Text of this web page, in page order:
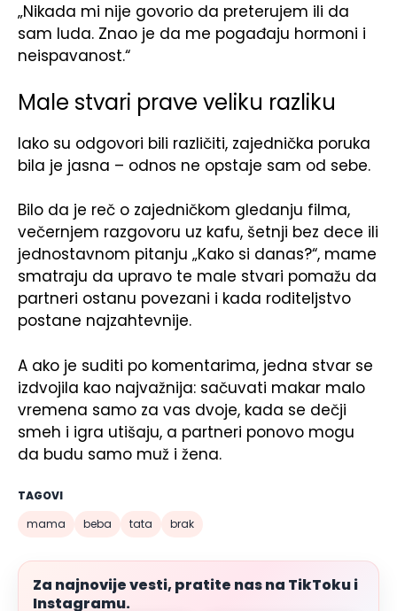
„Nikada mi nije govorio da preterujem ili da
sam luda. Znao je da me pogađaju hormoni i
neispavanost.“
Male stvari prave veliku razliku
Iako su odgovori bili različiti, zajednička poruka
bila je jasna – odnos ne opstaje sam od sebe.
Bilo da je reč o zajedničkom gledanju filma,
večernjem razgovoru uz kafu, šetnji bez dece ili
jednostavnom pitanju „Kako si danas?“, mame
smatraju da upravo te male stvari pomažu da
partneri ostanu povezani i kada roditeljstvo
postane najzahtevnije.
A ako je suditi po komentarima, jedna stvar se
izdvojila kao najvažnija: sačuvati makar malo
vremena samo za vas dvoje, kada se dečji
smeh i igra utišaju, a partneri ponovo mogu
da budu samo muž i žena.
TAGOVI
mama
beba tata brak
Za najnovije vesti, pratite nas na TikToku i
Instagramu.